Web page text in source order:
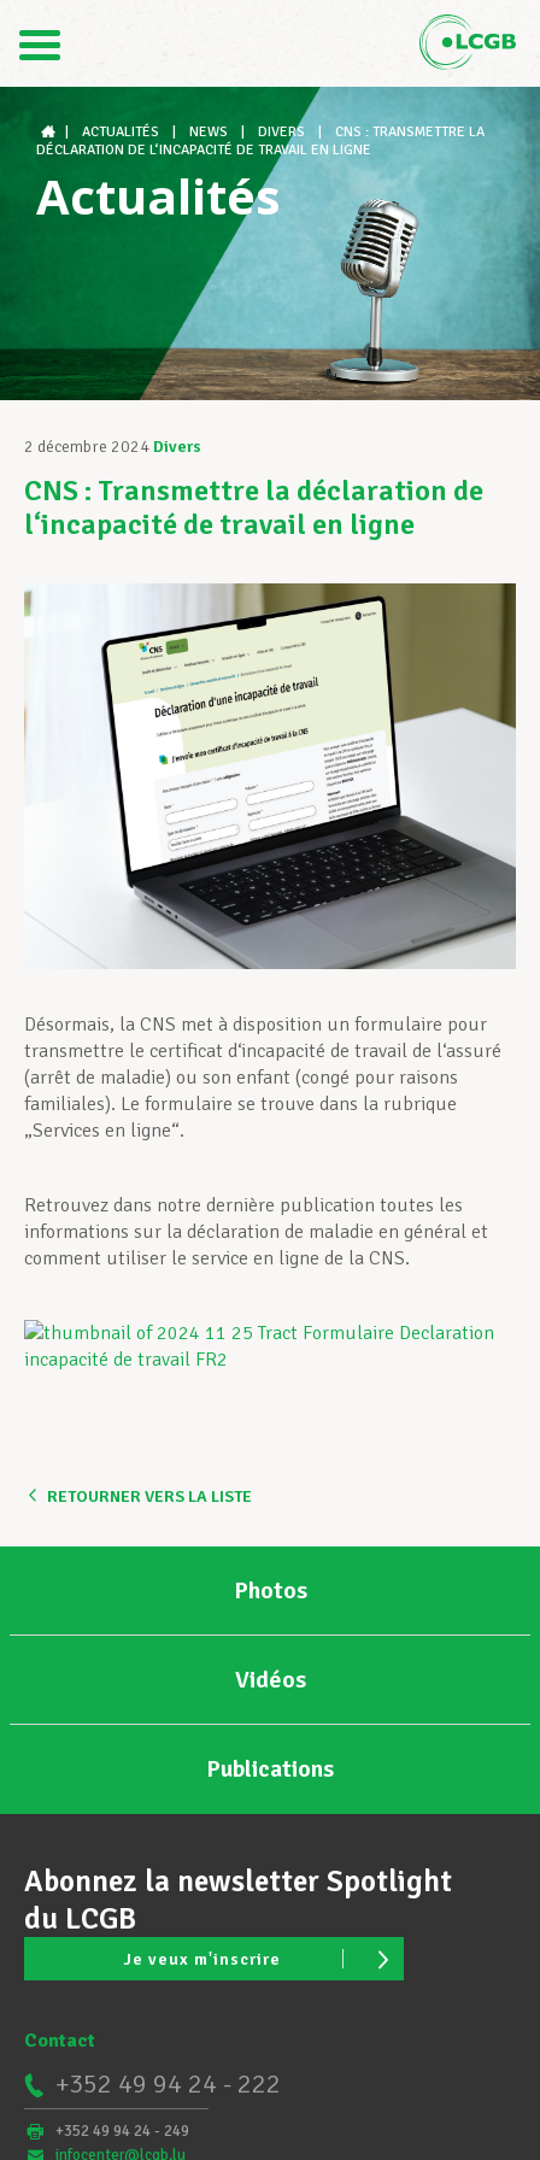
DE
Le LCGB
Structures syndicales
Assistance au Travail
Vos droits
Développement professionnel
Devenir Membre
Actualités
ACTUALITÉS NEWS DIVERS
CNS : TRANSMETTRE LA
DÉCLARATION DE L‘INCAPACITÉ DE TRAVAIL EN LIGNE
Actualités
2 décembre 2024 Divers
CNS : Transmettre la déclaration de
l‘incapacité de travail en ligne
Désormais, la CNS met à disposition un formulaire pour
transmettre le certificat d‘incapacité de travail de l‘assuré
(arrêt de maladie) ou son enfant (congé pour raisons
familiales). Le formulaire se trouve dans la rubrique
„Services en ligne“.
Retrouvez dans notre dernière publication toutes les
informations sur la déclaration de maladie en général et
comment utiliser le service en ligne de la CNS.
RETOURNER VERS LA LISTE
Photos
Vidéos
Publications
Abonnez la newsletter Spotlight
du LCGB
Je veux m'inscrire
Contact
+352 49 94 24 - 222
+352 49 94 24 - 249
infocenter@lcgb.lu